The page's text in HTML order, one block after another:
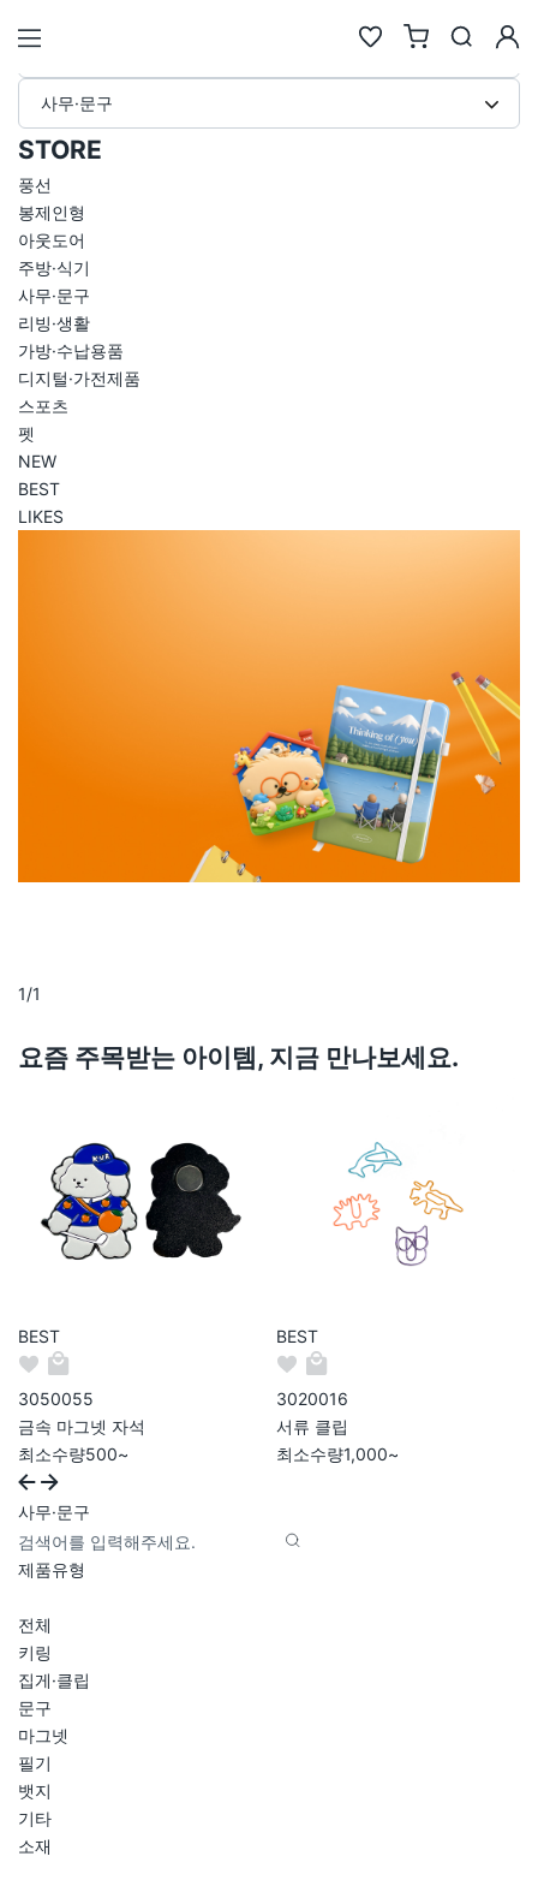
사무·문구 굿즈 제작 상품
검색
#물놀이
인기검색어
1
텀블러
2
코스터
3 틴케이스
4
사무·문구
STORE
풍선
봉제인형
아웃도어
주방·식기
사무·문구
리빙·생활
가방·수납용품
디지털·가전제품
스포츠
펫
NEW
BEST
LIKES
1/1
요즘 주목받는 아이템, 지금 만나보세요.
BEST
3050055
금속 마그넷 자석
최소수량500~
BEST
3020016
서류 클립
최소수량1,000~
사무·문구 전체 상품 목록
사무·문구
제품유형
전체
키링
집게·클립
문구
마그넷
필기
뱃지
기타
소재